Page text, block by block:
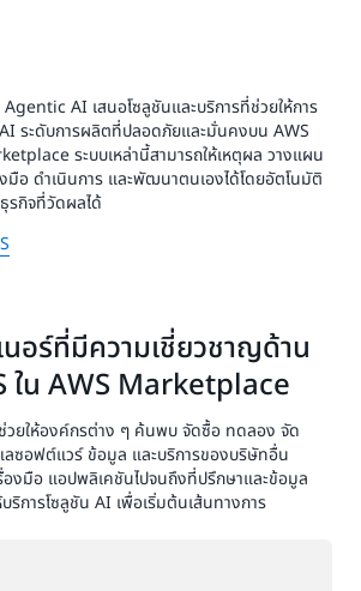
AI เสนอโซลูชันและบริการที่ช่วยให้การ
ระดับการผลิตที่ปลอดภัยและมั่นคงบน AWS
ระบบเหล่านี้สามารถให้เหตุผล วางแผน
มือ ดำเนินการ และพัฒนาตนเองได้โดยอัตโนมัติ
รกิจที่วัดผลได้
อร์ที่มีความเชี่ยวชาญด้าน
ใน AWS Marketplace
ยให้องค์กรต่าง ๆ ค้นพบ จัดซื้อ ทดลอง จัด
ลซอฟต์แวร์ ข้อมูล และบริการของบริษัทอื่น
งมือ แอปพลิเคชันไปจนถึงที่ปรึกษาและข้อมูล
ริการโซลูชัน AI เพื่อเริ่มต้นเส้นทางการ